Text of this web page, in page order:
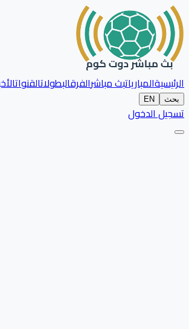
الرئيسيةالمبارياتبث مباشرالفرقالبطولاتالقنوات
بحث EN
تسجيل الدخول